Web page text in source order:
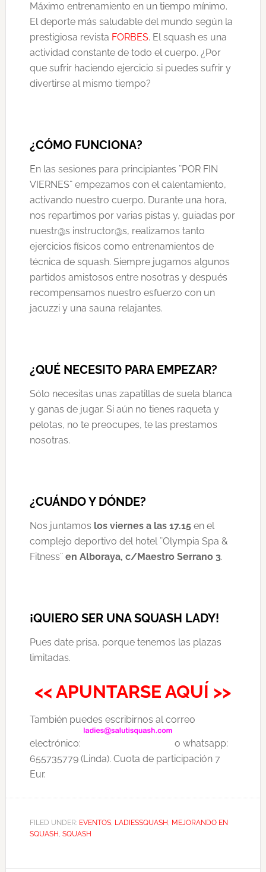
Máximo entrenamiento en un tiempo mínimo.
El deporte más saludable del mundo según la
prestigiosa revista FORBES. El squash es una
actividad constante de todo el cuerpo. ¿Por
que sufrir haciendo ejercicio si puedes sufrir y
divertirse al mismo tiempo?
¿CÓMO FUNCIONA?
En las sesiones para principiantes ¨POR FIN
VIERNES¨ empezamos con el calentamiento,
activando nuestro cuerpo. Durante una hora,
nos repartimos por varias pistas y, guiadas por
nuestr@s instructor@s, realizamos tanto
ejercicios físicos como entrenamientos de
técnica de squash. Siempre jugamos algunos
partidos amistosos entre nosotras y después
recompensamos nuestro esfuerzo con un
jacuzzi y una sauna relajantes.
¿QUÉ NECESITO PARA EMPEZAR?
Sólo necesitas unas zapatillas de suela blanca
y ganas de jugar. Si aún no tienes raqueta y
pelotas, no te preocupes, te las prestamos
nosotras.
¿CUÁNDO Y DÓNDE?
Nos juntamos los viernes a las 17.15en el
complejo deportivo del hotel ¨Olympia Spa &
Fitness¨en Alboraya, c/Maestro Serrano 3.
¡QUIERO SER UNA SQUASH LADY!
Pues date prisa, porque tenemos las plazas
limitadas.
<< APUNTARSE AQUÍ >>
También puedes escribirnos al correo
electrónico:
o whatsapp:
655735779 (Linda). Cuota de participación 7
Eur.
FILED UNDER: EVENTOS, LADIESSQUASH , MEJORANDO EN
SQUASH , SQUASH